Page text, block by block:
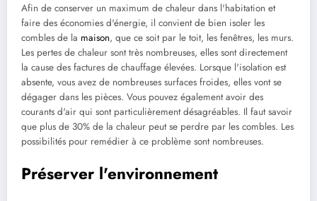
Afin de conserver un maximum de chaleur dans l'habitation et
faire des économies d'énergie, il convient de bien isoler les
combles de la maison, que ce soit par le toit, les fenêtres, les murs.
Les pertes de chaleur sont très nombreuses, elles sont directement
la cause des factures de chauffage élevées. Lorsque l'isolation est
absente, vous avez de nombreuses surfaces froides, elles vont se
dégager dans les pièces. Vous pouvez également avoir des
courants d'air qui sont particulièrement désagréables. Il faut savoir
que plus de 30% de la chaleur peut se perdre par les combles. Les
possibilités pour remédier à ce problème sont nombreuses.
Préserver l'environnement